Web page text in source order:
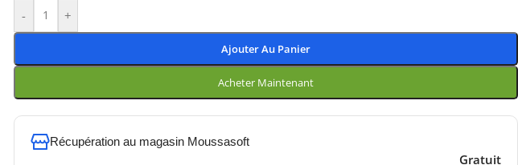
- +
Ajouter Au Panier
Acheter Maintenant
Récupération au magasin Moussasoft
Gratuit